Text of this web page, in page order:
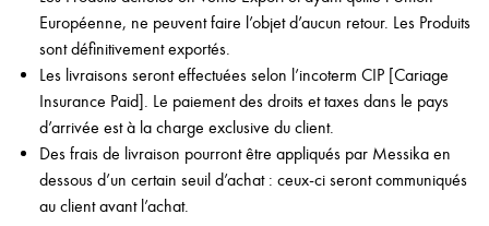
Européenne, ne peuvent faire l’objet d’aucun retour. Les Produits
sont définitivement exportés.
Les livraisons seront effectuées selon l’incoterm CIP [Cariage
Insurance Paid]. Le paiement des droits et taxes dans le pays
d’arrivée est à la charge exclusive du client.
Des frais de livraison pourront être appliqués par Messika en
dessous d’un certain seuil d’achat : ceux-ci seront communiqués
au client avant l’achat.